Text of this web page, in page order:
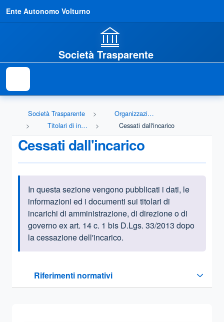
Ente Autonomo Volturno
Società Trasparente
Società Trasparente
Organizzazione
Titolari di incarichi politici, di amministrazione, di direzione o di governo
Cessati dall'incarico
Cessati dall'incarico
Informazioni introduttive
In questa sezione vengono pubblicati i dati, le
informazioni ed i documenti sui titolari di
incarichi di amministrazione, di direzione o di
governo ex art. 14 c. 1 bis D.Lgs. 33/2013 dopo
la cessazione dell'incarico.
Riferimenti normativi
Sezione compressa